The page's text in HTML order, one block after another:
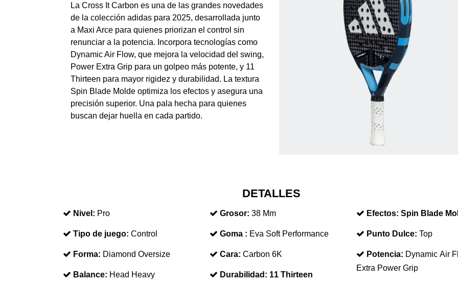
La Cross It Carbon es una de las grandes novedades
de la colección adidas para 2025, desarrollada junto
a Maxi Arce para quienes priorizan el control sin
renunciar a la potencia. Incorpora tecnologías como
Dynamic Air Flow, que mejora la velocidad del swing,
Power Extra Grip para un golpeo más potente, y 11
Thirteen para mayor rigidez y durabilidad. La textura
Spin Blade Molde optimiza los efectos y asegura una
precisión superior. Una pala hecha para quienes
buscan dejar huella en cada partido.
DETALLES
Nivel: Pro
Tipo de juego: Control
Forma: Diamond Oversize
Balance: Head Heavy
Grosor: 38 Mm
Goma : Eva Soft Performance
Cara: Carbon 6K
Durabilidad: 11 Thirteen
Efectos: Spin Blade
Punto Dulce: Top
Potencia: Dynamic Air
Extra Power Grip